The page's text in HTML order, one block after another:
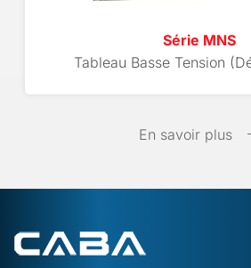
Série MNS
Tableau Basse Tension
En savoir plus